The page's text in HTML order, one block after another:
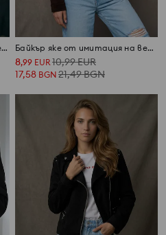
Яке тип „байкер“ от изкуствена кожа Байкър яке от имитация на велур с декоративни шипове
8,99 EUR10,99EUR
17,58 BGN 21,49BGN